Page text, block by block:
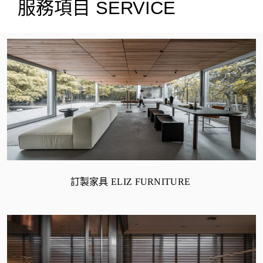
服務項目 SERVICE
訂製家具 ELIZ FURNITURE